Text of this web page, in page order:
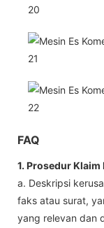
FAQ
1. Prosedur Klaim
a. Deskripsi
faks atau surat,
yang relevan dan